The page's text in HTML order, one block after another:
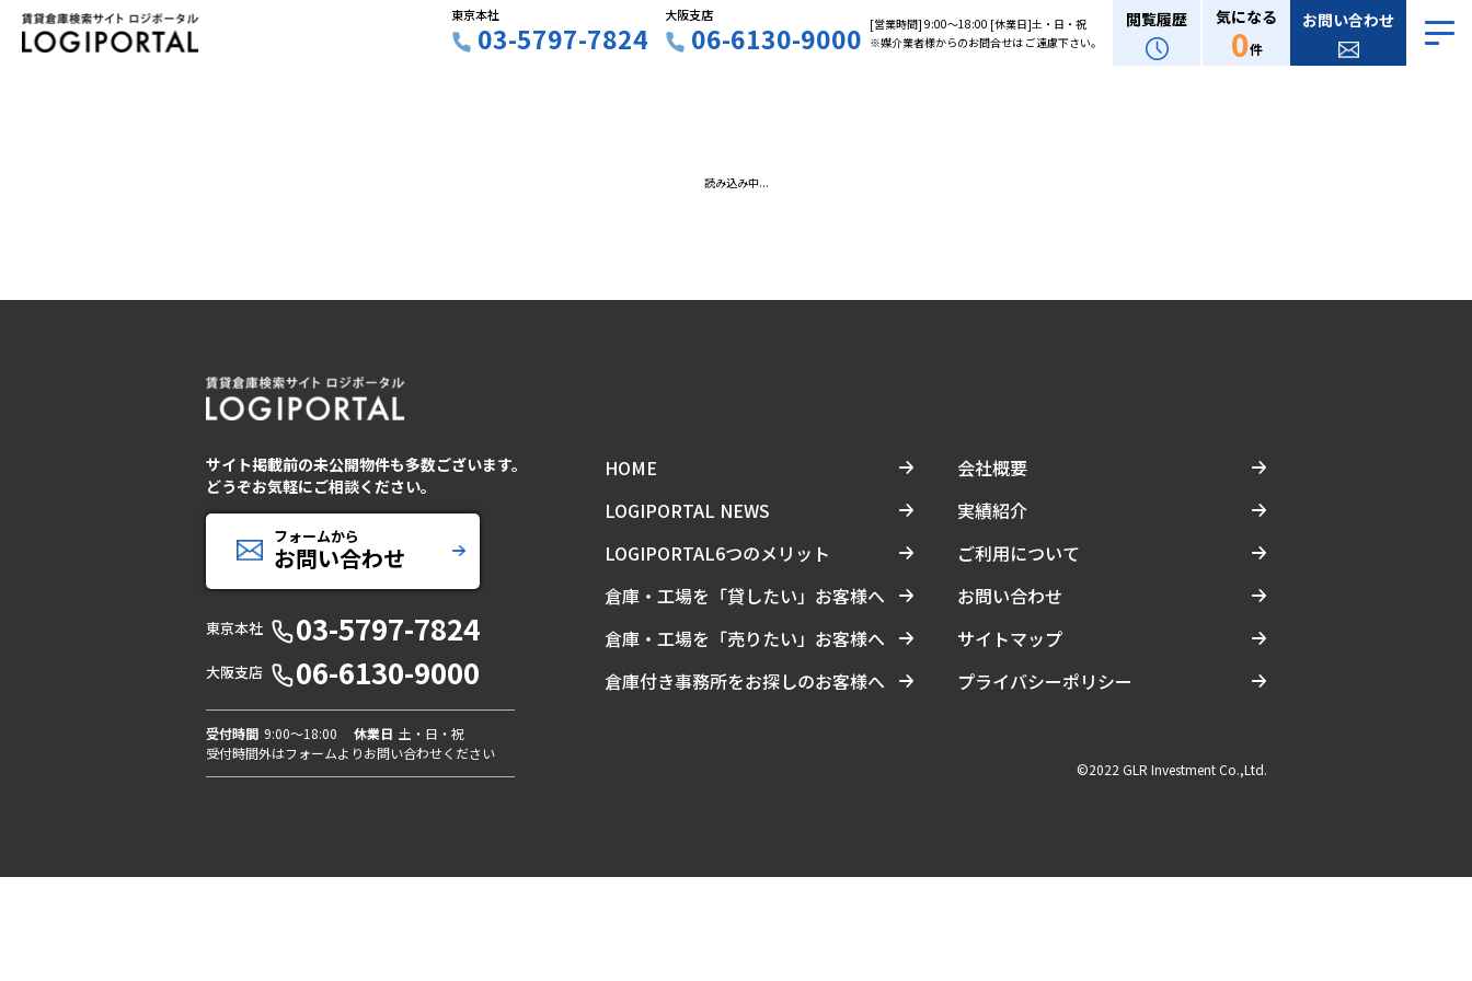
東京本社
03-5797-7824
大阪支店
06-6130-9000 [営業時間] 9:00〜18:00 [休業日]土・日・祝
※媒介業者様からのお問合せは ご遠慮下さい。
閲覧履歴 気になる
0件
お問い合わせ
読み込み中...
サイト掲載前の未公開物件も多数ございます。
どうぞお気軽にご相談ください。
フォームから
お問い合わせ
東京本社 03-5797-7824
大阪支店 06-6130-9000
受付時間 9:00〜18:00 休業日 土・日・祝
受付時間外はフォームよりお問い合わせください
HOME
LOGIPORTAL NEWS
LOGIPORTAL6つのメリット
倉庫・工場を「貸したい」お客様へ
倉庫・工場を「売りたい」お客様へ
倉庫付き事務所をお探しのお客様へ
会社概要
実績紹介
ご利用について
お問い合わせ
サイトマップ
プライバシーポリシー
©2022 GLR Investment Co.,Ltd.